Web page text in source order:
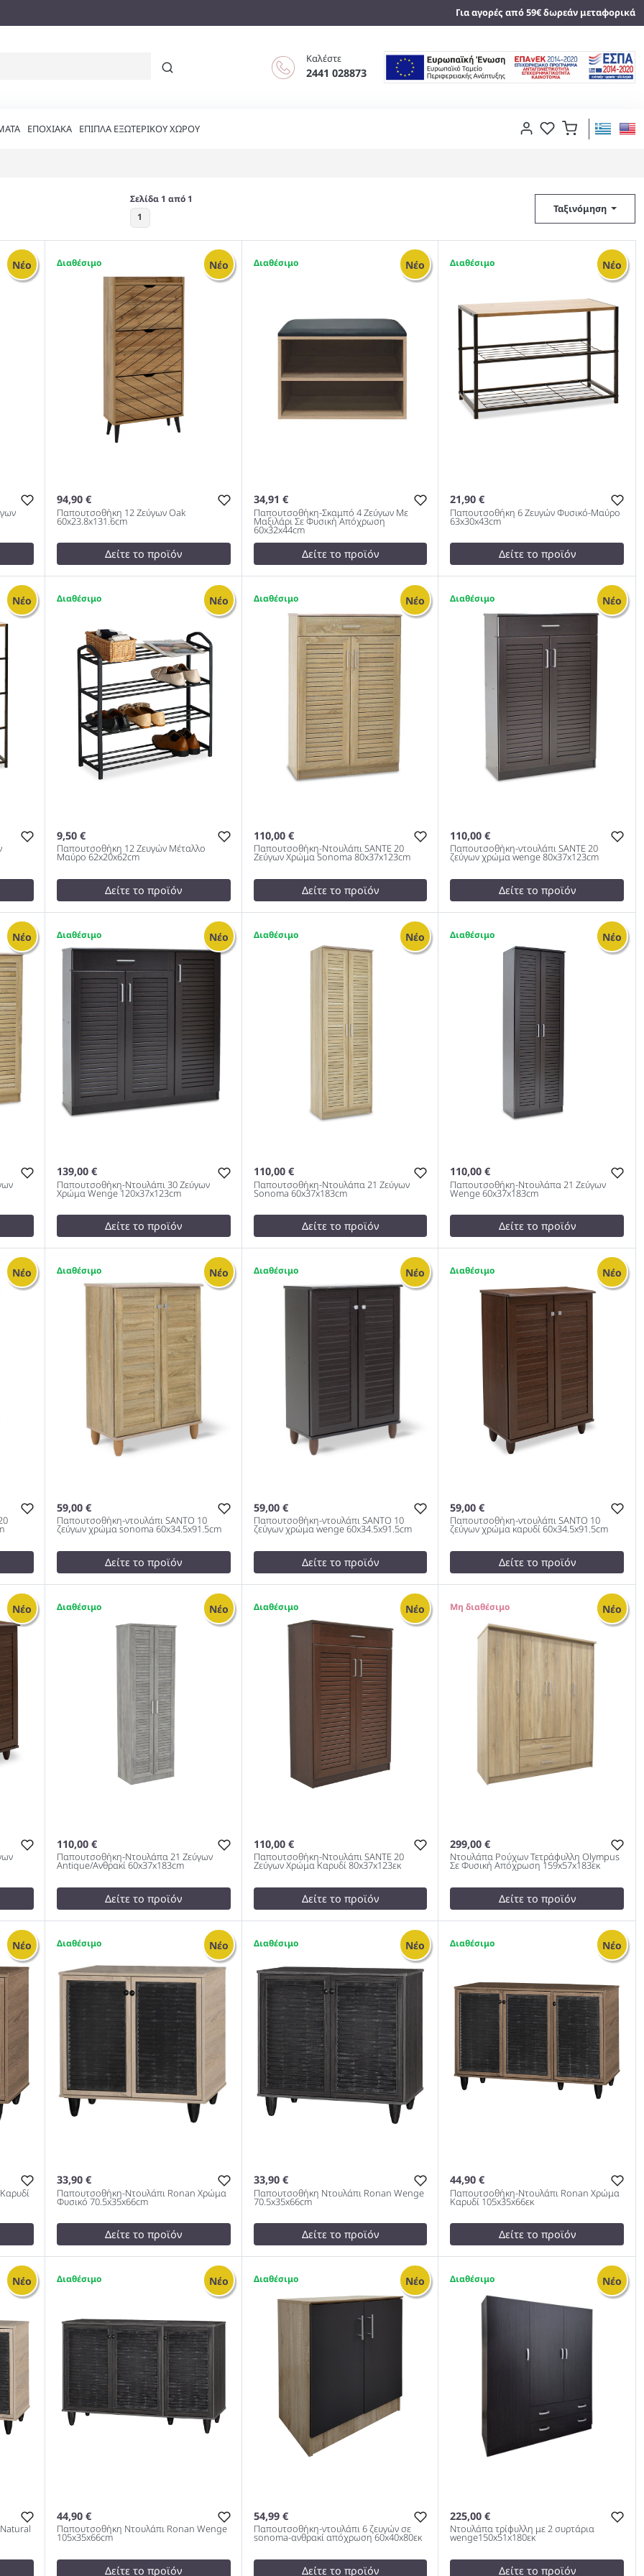
Για αγορές από 59€ δωρεάν μεταφορικά
Καλέστε
2441 028873
ΕΠΟΧΙΑΚΑ ΕΠΙΠΛΑ ΕΞΩΤΕΡΙΚΟΥ ΧΩΡΟΥ
Ταξινόμηση
Σελίδα 1 από 1
1
Νέο Νέο
94,90 €
Παπουτσοθήκη 12 Ζεύγων Oak
60x23.8x131.6cm
Δείτε το προϊόν
99,00 €
test False
Παπουτσοθήκη 12 Ζεύγων Oak
60x23.8x131.6cm 983
Νέο
34,91 €
Παπουτσοθήκη-Σκαμπό 4 Ζεύγων Με
Μαξιλάρι Σε Φυσική Απόχρωση
60x32x44cm
Δείτε το προϊόν
testFalse
Παπουτσοθήκη-Σκαμπό 4 Ζεύγων
Με Μαξιλάρι Σε Φυσική
Απόχρωση 60x32x44cm 983
Νέο
21,90 €
Παπουτσοθήκη 6 Ζευγών Φυσικό-Μαύρο
63x30x43cm
Δείτε το προϊόν
testFalse
Παπουτσοθήκη 6 Ζευγών
Φυσικό-Μαύρο 63x30x43cm 983
Νέο Νέο
9,50 €
Παπουτσοθήκη 12 Ζευγών Μέταλλο
Μαύρο 62x20x62cm
Δείτε το προϊόν
testFalse
Παπουτσοθήκη 12 Ζευγών
Μέταλλο Μαύρο 62x20x62cm
Νέο
110,00 €
Παπουτσοθήκη-Ντουλάπι SANTE 20
Ζεύγων Χρώμα Sonoma 80x37x123cm
Δείτε το προϊόν
115,00 €
test False
Παπουτσοθήκη-Ντουλάπι SANTE
20 Ζεύγων Χρώμα Sonoma
80x37x123cm 983
Νέο
110,00 €
Παπουτσοθήκη-ντουλάπι SANTE 20
ζεύγων χρώμα wenge 80x37x123cm
Δείτε το προϊόν
testFalse
Παπουτσοθήκη-ντουλάπι SANTE
20 ζεύγων χρώμα wenge
80x37x123cm 983
Νέο Νέο
139,00 €
Παπουτσοθήκη-Ντουλάπι 30 Ζεύγων
Χρώμα Wenge 120x37x123cm
Δείτε το προϊόν
testFalse
Παπουτσοθήκη-Ντουλάπι 30
Ζεύγων Χρώμα Wenge
120x37x123cm 983
Νέο
110,00 €
Παπουτσοθήκη-Ντουλάπα 21 Ζεύγων
Sonoma 60x37x183cm
Δείτε το προϊόν
125,00 €
test False
Παπουτσοθήκη-Ντουλάπα 21
Ζεύγων Sonoma 60x37x183cm
Νέο
110,00 €
Παπουτσοθήκη-Ντουλάπα 21 Ζεύγων
Wenge 60x37x183cm
Δείτε το προϊόν
125,00 €
testFalse
Παπουτσοθήκη-Ντουλάπα 21
Ζεύγων Wenge 60x37x183cm
Νέο Νέο
59,00 €
Παπουτσοθήκη-ντουλάπι SANTO 10
ζεύγων χρώμα sonoma 60x34.5x91.5cm
Δείτε το προϊόν
testFalse
Παπουτσοθήκη-ντουλάπι SANTO
10 ζεύγων χρώμα sonoma
60x34.5x91.5cm 983
Νέο
59,00 €
Παπουτσοθήκη-ντουλάπι SANTO 10
ζεύγων χρώμα wenge 60x34.5x91.5cm
Δείτε το προϊόν
testFalse
Παπουτσοθήκη-ντουλάπι SANTO
10 ζεύγων χρώμα wenge
60x34.5x91.5cm 983
Νέο
59,00 €
Παπουτσοθήκη-ντουλάπι SANTO 10
ζεύγων χρώμα καρυδί 60x34.5x91.5cm
Δείτε το προϊόν
testFalse
Παπουτσοθήκη-ντουλάπι SANTO
10 ζεύγων χρώμα καρυδί
60x34.5x91.5cm 983
Νέο Νέο
110,00 €
Παπουτσοθήκη-Ντουλάπα 21 Ζεύγων
Antique/Ανθρακί 60x37x183cm
Δείτε το προϊόν
125,00 €
test False
Παπουτσοθήκη-Ντουλάπα 21
Ζεύγων Antique/Ανθρακί
60x37x183cm 983
Νέο
110,00 €
Παπουτσοθήκη-Ντουλάπι SANTE 20
Ζεύγων Χρώμα Καρυδί 80x37x123εκ
Δείτε το προϊόν
testFalse
Παπουτσοθήκη-Ντουλάπι SANTE
20 Ζεύγων Χρώμα Καρυδί
80x37x123εκ 983
Νέο
299,00 €
Ντουλάπα Ρούχων Τετράφυλλη Olympus
Σε Φυσική Απόχρωση 159x57x183εκ
Δείτε το προϊόν
testFalse
Ντουλάπα Ρούχων Τετράφυλλη
Olympus Σε Φυσική Απόχρωση
Νέο Νέο
33,90 €
Παπουτσοθήκη-Ντουλάπι Ronan Χρώμα
Φυσικό 70.5x35x66cm
Δείτε το προϊόν
35,01 €
test False
Παπουτσοθήκη-Ντουλάπι Ronan
983
Νέο
33,90 €
Παπουτσοθήκη Ντουλάπι Ronan Wenge
70.5x35x66cm
Δείτε το προϊόν
35,01 €
test False
Παπουτσοθήκη Ντουλάπι Ronan
Wenge 70.5x35x66cm 983
Νέο
44,90 €
Παπουτσοθήκη-Ντουλάπι Ronan Χρώμα
Καρυδί 105x35x66εκ
Δείτε το προϊόν
testFalse
Παπουτσοθήκη-Ντουλάπι Ronan
Χρώμα Καρυδί 105x35x66εκ 983
Νέο Νέο
44,90 €
Παπουτσοθήκη Ντουλάπι Ronan Wenge
105x35x66cm
Δείτε το προϊόν
Νέο
54,99 €
Παπουτσοθήκη-ντουλάπι 6 ζευγών σε
sonoma-ανθρακί απόχρωση 60x40x80εκ
Δείτε το προϊόν
Νέο
225,00 €
Ντουλάπα τρίφυλλη με 2 συρτάρια
wenge150x51x180εκ
Δείτε το προϊόν